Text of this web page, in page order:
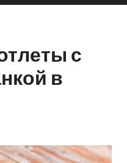
с
в